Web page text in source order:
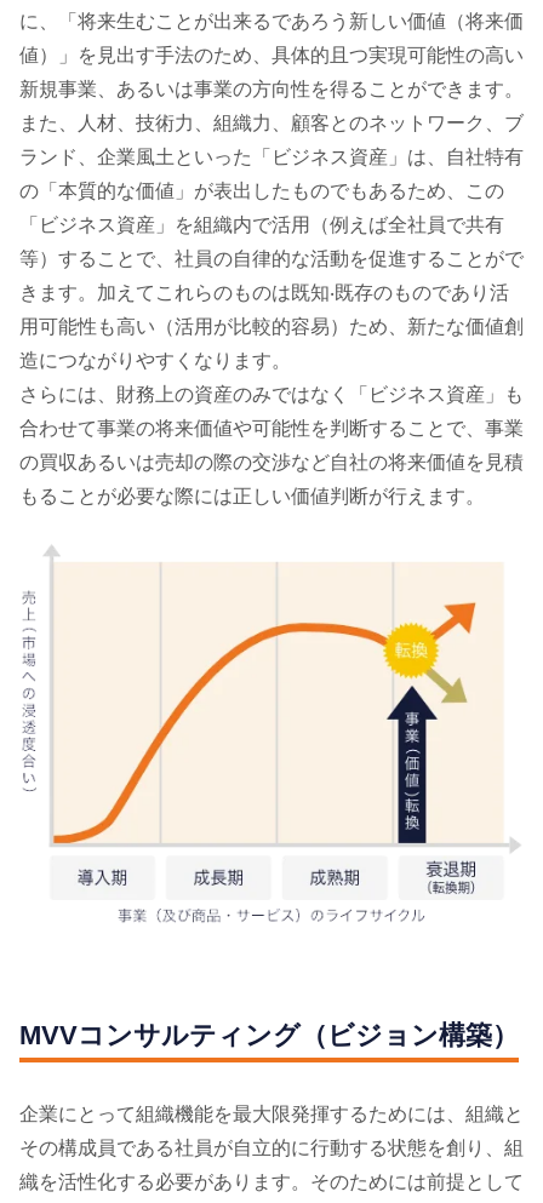
に、「将来⽣むことが出来るであろう新しい価値（将来価
値）」を⾒出す⼿法のため、具体的且つ実現可能性の⾼い
新規事業、あるいは事業の⽅向性を得ることができます。
また、⼈材、技術⼒、組織⼒、顧客とのネットワーク、ブ
ランド、企業⾵⼟といった「ビジネス資産」は、⾃社特有
の「本質的な価値」が表出したものでもあるため、この
「ビジネス資産」を組織内で活⽤（例えば全社員で共有
等）することで、社員の⾃律的な活動を促進することがで
きます。加えてこれらのものは既知‧既存のものであり活
⽤可能性も⾼い（活⽤が⽐較的容易）ため、新たな価値創
造につながりやすくなります。
さらには、財務上の資産のみではなく「ビジネス資産」も
合わせて事業の将来価値や可能性を判断することで、事業
の買収あるいは売却の際の交渉など⾃社の将来価値を⾒積
もることが必要な際には正しい価値判断が⾏えます。
MVVコンサルティング（ビジョン構築）
企業にとって組織機能を最⼤限発揮するためには、組織と
その構成員である社員が⾃⽴的に⾏動する状態を創り、組
織を活性化する必要があります。そのためには前提として